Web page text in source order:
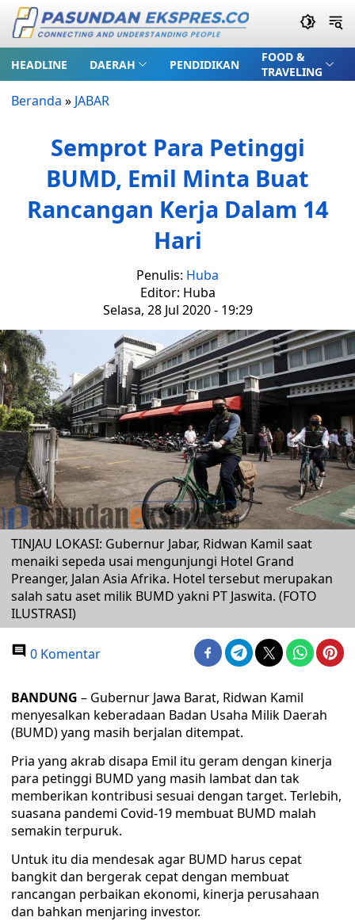
HEADLINE DAERAH PENDIDIKAN
FOOD &
TRAVELING
Beranda » JABAR
Semprot Para Petinggi
BUMD, Emil Minta Buat
Rancangan Kerja Dalam 14
Hari
Penulis: Huba
Editor: Huba
Selasa, 28 Jul 2020 - 19:29
TINJAU LOKASI: Gubernur Jabar, Ridwan Kamil saat
menaiki sepeda usai mengunjungi Hotel Grand
Preanger, Jalan Asia Afrika. Hotel tersebut merupakan
salah satu aset milik BUMD yakni PT Jaswita. (FOTO
ILUSTRASI)
0 Komentar
BANDUNG – Gubernur Jawa Barat, Ridwan Kamil
menyesalkan keberadaan Badan Usaha Milik Daerah
(BUMD) yang masih berjalan ditempat.
Pria yang akrab disapa Emil itu geram dengan kinerja
para petinggi BUMD yang masih lambat dan tak
memberikan kontribusi sesuai dengan target. Terlebih,
suasana pandemi Covid-19 membuat BUMD malah
semakin terpuruk.
Untuk itu dia mendesak agar BUMD harus cepat
bangkit dan bergerak cepat dengan membuat
rancangan perbaikan ekonomi, kinerja perusahaan
dan bahkan menjaring investor.